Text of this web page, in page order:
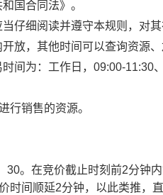
国合同法》。
仔细阅读并遵守本规则，对
放，其他时间可以查询资源
间为：工作日，09:00-11:30
行销售的资源。
30。在竞价截止时刻前2分钟
时间顺延2分钟，以此类推，